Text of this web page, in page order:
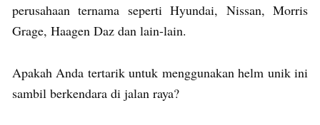
perusahaan ternama seperti Hyundai, Nissan, Morris
Grage, Haagen Daz dan lain-lain.
Apakah Anda tertarik untuk menggunakan helm unik ini
sambil berkendara di jalan raya?